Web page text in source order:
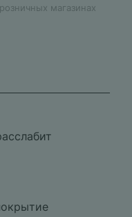
магазинах